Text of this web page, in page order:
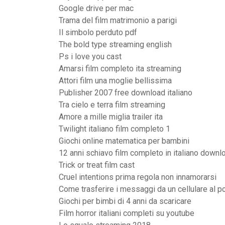
Google drive per mac
Trama del film matrimonio a parigi
Il simbolo perduto pdf
The bold type streaming english
Ps i love you cast
Amarsi film completo ita streaming
Attori film una moglie bellissima
Publisher 2007 free download italiano
Tra cielo e terra film streaming
Amore a mille miglia trailer ita
Twilight italiano film completo 1
Giochi online matematica per bambini
12 anni schiavo film completo in italiano
Trick or treat film cast
Cruel intentions prima regola non innamorarsi
Come trasferire i messaggi da un cellulare al
Giochi per bimbi di 4 anni da scaricare
Film horror italiani completi su youtube